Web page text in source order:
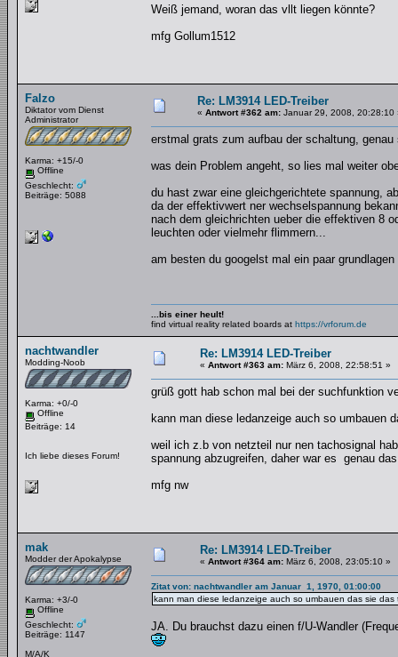
Weiß jemand, woran das vllt liegen könnte?
mfg Gollum1512
Falzo
Diktator vom Dienst
Administrator
Karma: +15/-0
Offline
Geschlecht:
Beiträge: 5088
Re: LM3914 LED-Treiber
« Antwort #362 am: Januar 29, 2008, 20:28:10
erstmal grats zum aufbau der schaltung,
was dein Problem angeht, so lies mal weiter
du hast zwar eine gleichgerichtete spannung,
da der effektivwert ner wechselspannung
nach dem gleichrichten ueber die effektiven 8
leuchten oder vielmehr flimmern...
am besten du googelst mal ein paar
...bis einer heult!
find virtual reality related boards at https://vrforum.de
nachtwandler
Modding-Noob
Karma: +0/-0
Offline
Beiträge: 14
Ich liebe dieses Forum!
Re: LM3914 LED-Treiber
« Antwort #363 am: März 6, 2008, 22:58:51 »
grüß gott hab schon mal bei der suchfunktion
kann man diese ledanzeige auch so umbauen
weil ich z.b von netzteil nur nen tachosignal
spannung abzugreifen, daher war es genau
mfg nw
mak
Modder der Apokalypse
Karma: +3/-0
Offline
Geschlecht:
Beiträge: 1147
M/A/K
Re: LM3914 LED-Treiber
« Antwort #364 am: März 6, 2008, 23:05:10 »
Zitat von: nachtwandler am Januar 1, 1970, 01:00:00
kann man diese ledanzeige auch so umbauen das sie
JA. Du brauchst dazu einen f/U-Wandler